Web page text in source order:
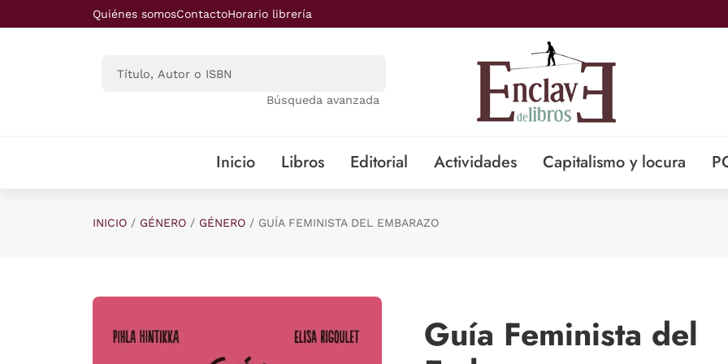
Saltar al contenido principal
Quiénes somosContactoHorario librería
Búsqueda avanzada
Inicio Libros Editorial Actividades Capitalismo y locura
INICIO GÉNERO GÉNERO GUÍA FEMINISTA DEL EMBARAZO
Guía Feminista del